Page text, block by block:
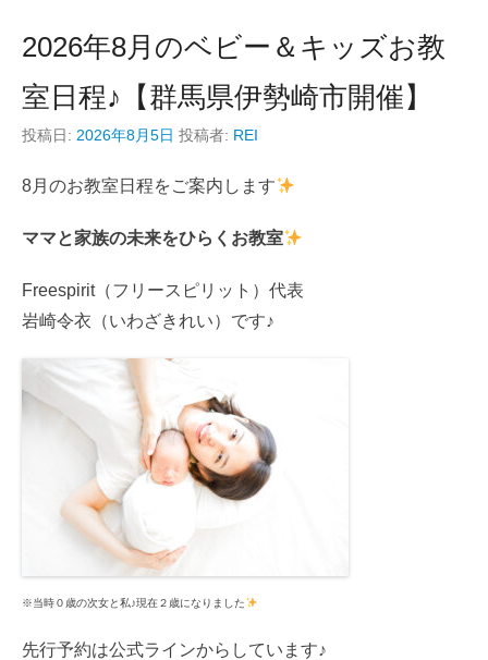
2026年8月のベビー＆キッズお教
室日程♪【群馬県伊勢崎市開催】
投稿日: 2026年8月5日 投稿者: REI
8月のお教室日程をご案内します
ママと家族の未来をひらくお教室
Freespirit（フリースピリット）代表
岩崎令衣（いわざきれい）です♪
※当時０歳の次女と私♪現在２歳になりました
先行予約は公式ラインからしています♪